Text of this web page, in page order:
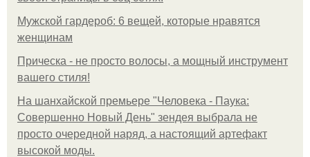
Мужской гардероб: 6 вещей, которые нравятся
женщинам
Прическа - не просто волосы, а мощный инструмент
вашего стиля!
На шанхайской премьере "Человека - Паука:
Совершенно Новый День" зендея выбрала не
просто очередной наряд, а настоящий артефакт
высокой моды.